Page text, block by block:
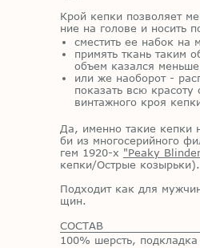
Крой кеп­ки поз­во­ля­ет
ние на го­ло­ве и но­сить
сместить ее набок на
примять ткань таким
объем казался
или же наоборот -
показать всю красоту
винтажного кроя
Да, имен­но та­кие кеп­ки
би из мно­го­се­рий­но­го
гем 1920-х "Peaky
кеп­ки/​Ост­рые ко­зырь­ки).
Под­хо­дит как для
щин.
СОСТАВ
100% шерсть,